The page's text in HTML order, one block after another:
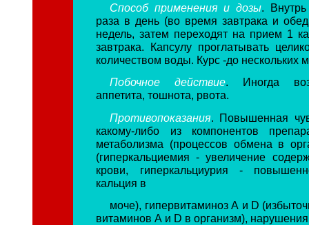
Способ применения и дозы.
раза в день (во время завтрака и
недель, затем переходят на прием 1
завтрака. Капсулу проглатывать
количеством воды. Курс -до нескольких
Побочное действие. Иногда
аппетита, тошнота, рвота.
Противопоказания . Повышенная
какому-либо из компонентов
метаболизма (процессов обмена в
(гиперкальциемия - увеличение
крови, гиперкальциурия -
кальция в
моче), гипервитаминоз А и D
витаминов А и D в организм),